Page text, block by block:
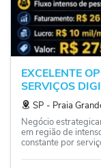
EXCELENTE
SERVIÇOS
SP ‐ Praia
Negócio
em região de
constante por